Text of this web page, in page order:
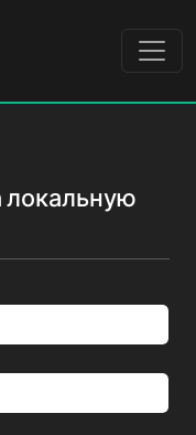
локальную